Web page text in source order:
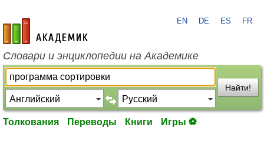
academic.ru
EN DE ES FR
Словари и энциклопедии на Академике
Найти!
Толкования Переводы Книги Игры ⚽